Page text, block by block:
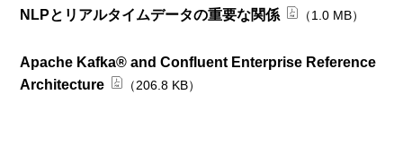
NLPとリアルタイムデータの重要な関係 （1.0 MB）
Apache Kafka® and Confluent Enterprise Reference
Architecture
（206.8 KB）